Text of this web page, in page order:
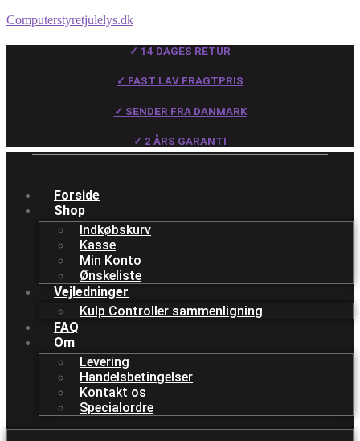
Computerstyretjulelys.dk
✓ 14 DAGES RETUR
✓ FAST LAV FRAGTPRIS
✓ SENDER FRA DANMARK
✓ 2 ÅRS GARANTI
Forside
Shop
Indkøbskurv
Kasse
Min Konto
Ønskeliste
Vejledninger
Kulp Controller sammenligning
FAQ
Om
Levering
Handelsbetingelser
Kontakt os
Specialordre